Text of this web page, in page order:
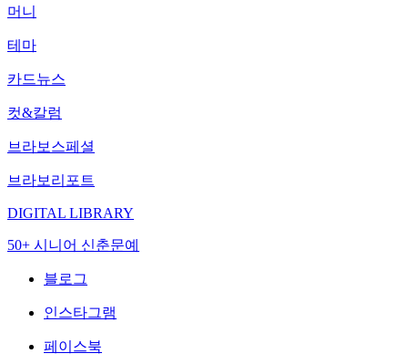
머니
테마
카드뉴스
컷&칼럼
브라보스페셜
브라보리포트
DIGITAL LIBRARY
50+ 시니어 신춘문예
블로그
인스타그램
페이스북